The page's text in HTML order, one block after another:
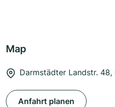
Map
Darmstädter Landstr.
Anfahrt planen